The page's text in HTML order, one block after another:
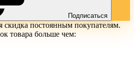
Подписаться
скидка постоянным покупателям.
товара больше чем: